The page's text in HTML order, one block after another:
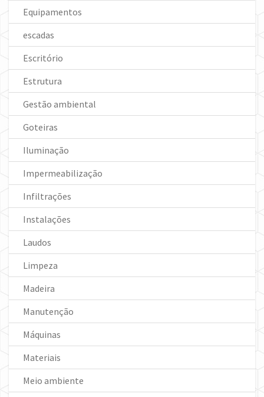
Equipamentos
escadas
Escritório
Estrutura
Gestão ambiental
Goteiras
Iluminação
Impermeabilização
Infiltrações
Instalações
Laudos
Limpeza
Madeira
Manutenção
Máquinas
Materiais
Meio ambiente